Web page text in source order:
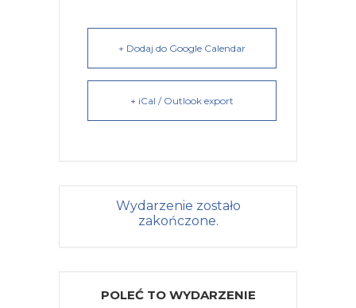
+ Dodaj do Google Calendar
+ iCal / Outlook export
Wydarzenie zostało
zakończone.
POLEĆ TO WYDARZENIE